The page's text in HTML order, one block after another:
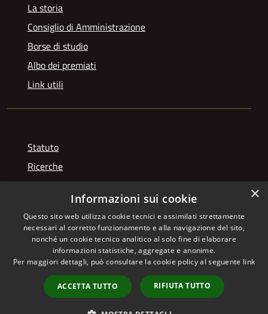
La storia
Consiglio di Amministrazione
Borse di studio
Albo dei premiati
Link utili
Statuto
Ricerche
Videogallery
Photogallery
RSS
Accessibilità
Copyright © 2026 • Istituto
byMunicipium
Accesso
redazione
×
Informazioni sui cookie
Questo sito web utilizza cookie tecnici e assimilati strettamente
necessari al corretto funzionamento e alla navigazione del sito,
nonché un cookie tecnico analitico al solo fine di elaborare
informazioni statistiche, aggregate e anonime.
Per maggiori dettagli, può consultare la cookie policy al seguente link
ACCETTA TUTTO RIFIUTA TUTTO